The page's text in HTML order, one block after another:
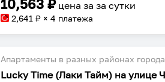
10,563 ₽ цена заза сутки
2,641 ₽ × 4 платежа
Апартаменты в разных районах города
Lucky Time (Лаки Тайм) на улице